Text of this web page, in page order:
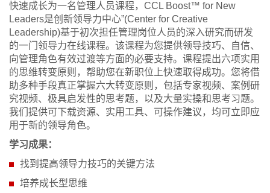
快速成长为一名管理人员课程，CCL Boost™ for New
Leaders是创新领导力中心”(Center for Creative
Leadership)基于初次担任管理岗位人员的深入研究而研发
的一门领导力在线课程。该课程为您提供领导技巧、自信、
向管理角色有效过渡等方面的必要支持。课程提出六项实用
的思维转变原则，帮助您在新职位上快速取得成功。您将借
助多种手段真正掌握六大转变原则，包括专家视频、案例研
究视频、极具启发性的思考题，以及大量实操和思考习题。
我们提供可下载资源、实用工具、可操作建议，均可立即应
用于新的领导角色。
学习成果：
找到提高领导力技巧的关键方法
培养成长型思维